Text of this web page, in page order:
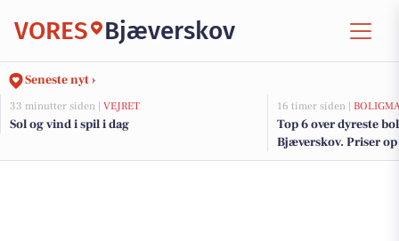
VORES Bjæverskov
Seneste nyt ›
33 minutter siden | VEJRET
Sol og vind i spil i dag
16 timer siden |
Top 6 over dyreste
Bjæverskov. Priser